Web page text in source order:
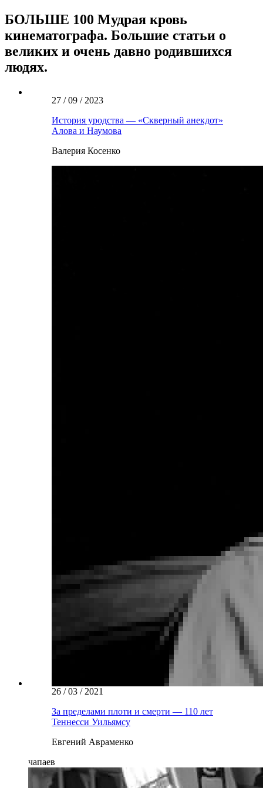
БОЛЬШЕ 100 Мудрая кровь
кинематографа. Большие статьи о
великих и очень давно родившихся
людях.
27 / 09 / 2023
История уродства — «Скверный анекдот»
Алова и Наумова
Валерия Косенко
26 / 03 / 2021
За пределами плоти и смерти — 110 лет
Теннесси Уильямсу
Евгений Авраменко
чапаев